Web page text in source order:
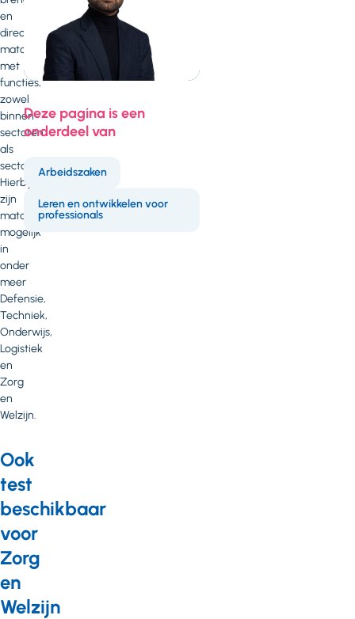
en
direct
matchen
met
functies,
zowel
binnen
sectoren
als
sectoroverstijgend.
Hierbij
zijn
matches
mogelijk
in
onder
meer
Defensie,
Techniek,
Onderwijs,
Logistiek
en
Zorg
en
Welzijn.
Ook
test
beschikbaar
voor
Zorg
en
Welzijn
Deze pagina is een
onderdeel van
Arbeidszaken
Leren en ontwikkelen voor
professionals